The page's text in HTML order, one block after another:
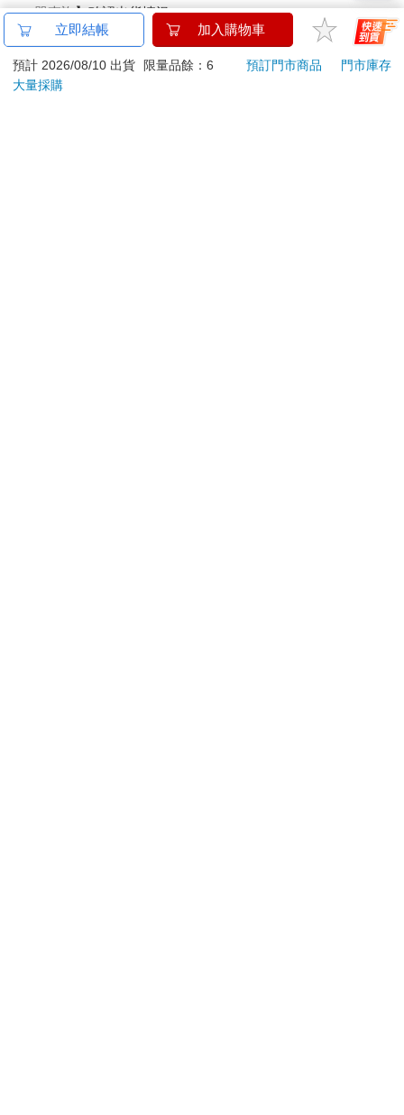
單查詢】確認出貨情況。
產品顏色可能會因網頁呈現與拍攝關係產生色差，圖片僅供
參考，商品依實際供貨樣式為準。
如果是大型商品（如：傢俱、床墊、家電、運動器材等）及
立即結帳 加入購物車
預計 2026/08/10 出貨 限量品餘：6 預訂門市商品
門市庫存
大量採購